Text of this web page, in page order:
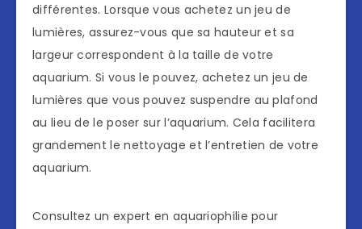
différentes. Lorsque vous achetez un jeu de
lumières, assurez-vous que sa hauteur et sa
largeur correspondent à la taille de votre
aquarium. Si vous le pouvez, achetez un jeu de
lumières que vous pouvez suspendre au plafond
au lieu de le poser sur l’aquarium. Cela facilitera
grandement le nettoyage et l’entretien de votre
aquarium.
Consultez un expert en aquariophilie pour